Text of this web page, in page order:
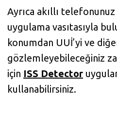
Ayrıca akıllı
uygulama vasıtasıyla
konumdan UUİ’yi ve
gözlemleyebileceğiniz
için ISS Detector
kullanabilirsiniz.